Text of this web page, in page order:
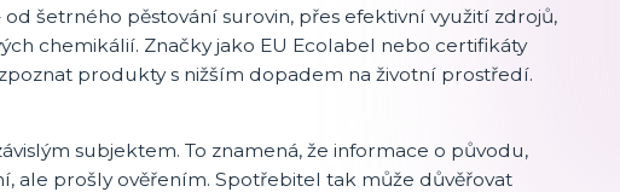
šetrného pěstování surovin, přes efektivní využití zdrojů,
chemikálií. Značky jako EU Ecolabel nebo certifikáty
produkty s nižším dopadem na životní prostředí.
subjektem. To znamená, že informace o původu,
ale prošly ověřením. Spotřebitel tak může důvěřovat